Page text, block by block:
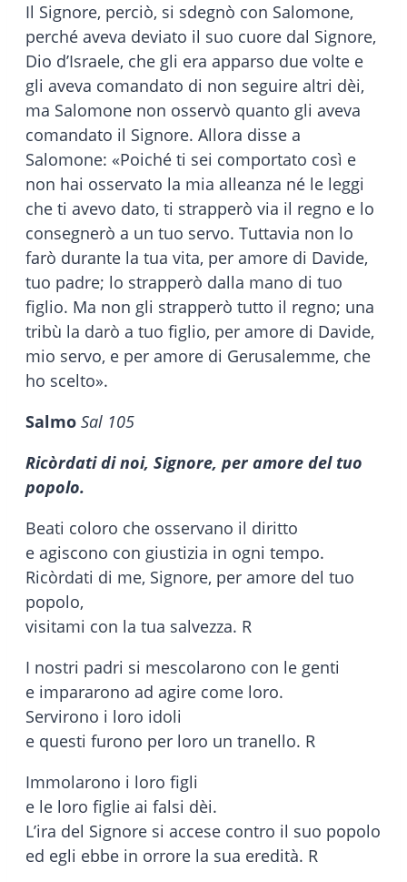
Il Signore, perciò, si sdegnò con Salomone,
perché aveva deviato il suo cuore dal Signore,
Dio d’Israele, che gli era apparso due volte e
gli aveva comandato di non seguire altri dèi,
ma Salomone non osservò quanto gli aveva
comandato il Signore. Allora disse a
Salomone: «Poiché ti sei comportato così e
non hai osservato la mia alleanza né le leggi
che ti avevo dato, ti strapperò via il regno e lo
consegnerò a un tuo servo. Tuttavia non lo
farò durante la tua vita, per amore di Davide,
tuo padre; lo strapperò dalla mano di tuo
figlio. Ma non gli strapperò tutto il regno; una
tribù la darò a tuo figlio, per amore di Davide,
mio servo, e per amore di Gerusalemme, che
ho scelto».
Salmo Sal 105
Ricòrdati di noi, Signore, per amore del tuo
popolo.
Beati coloro che osservano il diritto
e agiscono con giustizia in ogni tempo.
Ricòrdati di me, Signore, per amore del tuo
popolo,
visitami con la tua salvezza. R
I nostri padri si mescolarono con le genti
e impararono ad agire come loro.
Servirono i loro idoli
e questi furono per loro un tranello. R
Immolarono i loro figli
e le loro figlie ai falsi dèi.
L’ira del Signore si accese contro il suo popolo
ed egli ebbe in orrore la sua eredità. R